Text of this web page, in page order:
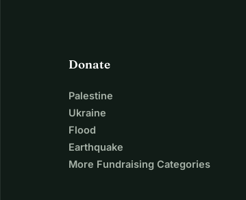
Donate
Palestine
Ukraine
Flood
Earthquake
More Fundraising Categories